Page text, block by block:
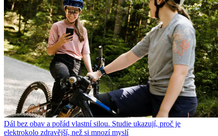
Dál bez obav a pořád vlastní silou. Studie ukazují, proč je
elektrokolo zdravější, než si mnozí myslí